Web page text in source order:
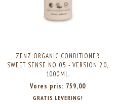
ZENZ ORGANIC CONDITIONER
SWEET SENSE NO. 05 - VERSION 2.0,
1000ML.
Vores pris: 759,00
GRATIS LEVERING!